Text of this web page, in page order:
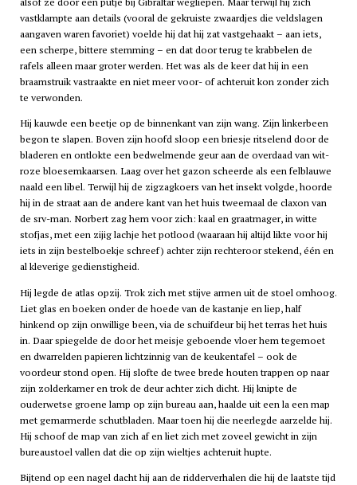
vastklampte aan details (vooral de gekruiste zwaardjes die veldslagen
aangaven waren favoriet) voelde hij dat hij zat vastgehaakt – aan iets,
een scherpe, bittere stemming – en dat door terug te krabbelen de
rafels alleen maar groter werden. Het was als de keer dat hij in een
braamstruik vastraakte en niet meer voor- of achteruit kon zonder zich
te verwonden.
Hij kauwde een beetje op de binnenkant van zijn wang. Zijn linkerbeen
begon te slapen. Boven zijn hoofd sloop een briesje ritselend door de
bladeren en ontlokte een bedwelmende geur aan de overdaad van wit-
roze bloesemkaarsen. Laag over het gazon scheerde als een felblauwe
naald een libel. Terwijl hij de zigzagkoers van het insekt volgde, hoorde
hij in de straat aan de andere kant van het huis tweemaal de claxon van
de srv-man. Norbert zag hem voor zich: kaal en graatmager, in witte
stofjas, met een zijig lachje het potlood (waaraan hij altijd likte voor hij
iets in zijn bestelboekje schreef) achter zijn rechteroor stekend, één en
al kleverige gedienstigheid.
Hij legde de atlas opzij. Trok zich met stijve armen uit de stoel omhoog.
Liet glas en boeken onder de hoede van de kastanje en liep, half
hinkend op zijn onwillige been, via de schuifdeur bij het terras het huis
in. Daar spiegelde de door het meisje geboende vloer hem tegemoet
en dwarrelden papieren lichtzinnig van de keukentafel – ook de
voordeur stond open. Hij slofte de twee brede houten trappen op naar
zijn zolderkamer en trok de deur achter zich dicht. Hij knipte de
ouderwetse groene lamp op zijn bureau aan, haalde uit een la een map
met gemarmerde schutbladen. Maar toen hij die neerlegde aarzelde hij.
Hij schoof de map van zich af en liet zich met zoveel gewicht in zijn
bureaustoel vallen dat die op zijn wieltjes achteruit hupte.
Bijtend op een nagel dacht hij aan de ridderverhalen die hij de laatste tijd